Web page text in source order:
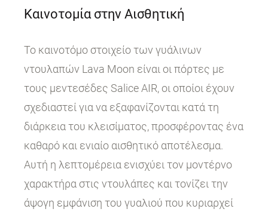
Καινοτομία στην Αισθητική
Το καινοτόμο στοιχείο των γυάλινων
ντουλαπών Lava Moon είναι οι πόρτες με
τους μεντεσέδες Salice AIR, οι οποίοι έχουν
σχεδιαστεί για να εξαφανίζονται κατά τη
διάρκεια του κλεισίματος, προσφέροντας ένα
καθαρό και ενιαίο αισθητικό αποτέλεσμα.
Αυτή η λεπτομέρεια ενισχύει τον μοντέρνο
χαρακτήρα στις ντουλάπες και τονίζει την
άψογη εμφάνιση του γυαλιού που κυριαρχεί